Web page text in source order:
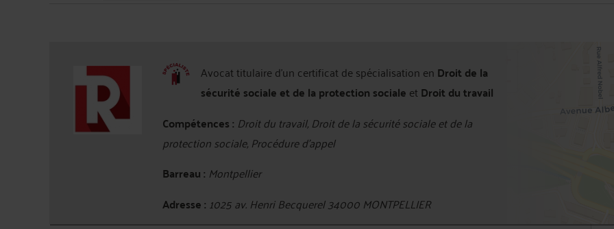
Avocat titulaire d'un certificat de spécialisation en Droit de la
sécurité sociale et de la protection sociale etDroit du travail
Compétences : Droit du travail, Droit de la sécurité sociale et de la
protection sociale, Procédure d'appel
Barreau : Montpellier
Adresse : 1025 av. Henri Becquerel 34000 MONTPELLIER